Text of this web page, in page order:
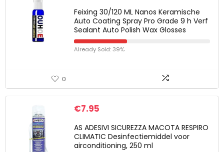
Feixing 30/120 ML Nanos Keramische
Auto Coating Spray Pro Grade 9 h Verf
Sealant Auto Polish Wax Glosses
Already Sold: 39%
0
€7.95
AS ADESIVI SICUREZZA MACOTA RESPIRO
CLIMATIC Desinfectiemiddel voor
airconditioning, 250 ml